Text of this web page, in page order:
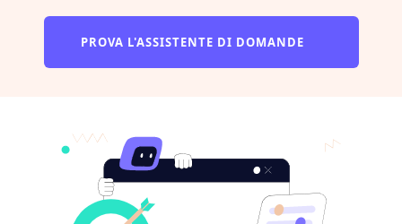
PROVA L'ASSISTENTE DI DOMANDE